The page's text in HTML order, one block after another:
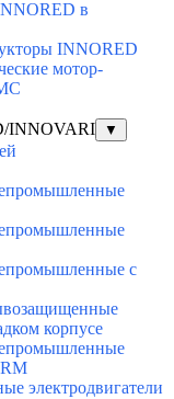
в
INNORED
мотор-
INNOVARI
▼
с
корпусе
электродвигатели